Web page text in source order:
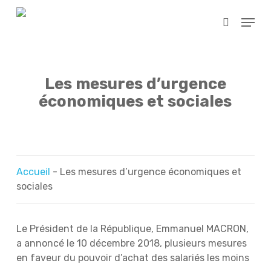
Skip
search
Menu
Les mesures d’urgence
économiques et sociales
Accueil - Les mesures d’urgence économiques et
sociales
Le Président de la République, Emmanuel MACRON,
a annoncé le 10 décembre 2018, plusieurs mesures
en faveur du pouvoir d’achat des salariés les moins